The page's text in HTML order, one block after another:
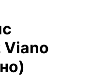
Viano